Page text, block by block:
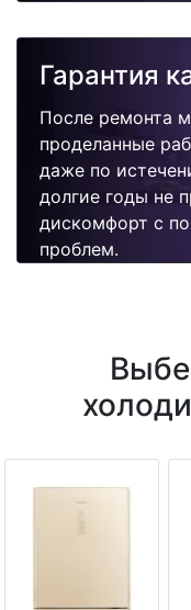
Гарантия
После ремонта
проделанные
даже по
долгие годы не
дискомфорт с
проблем.